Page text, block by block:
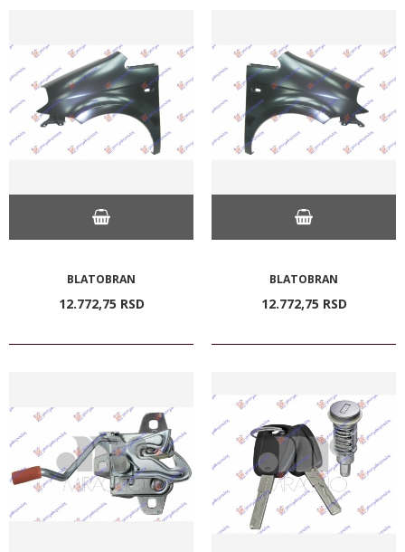
BLATOBRAN
12.772,75 RSD
BLATOBRAN
12.772,75 RSD